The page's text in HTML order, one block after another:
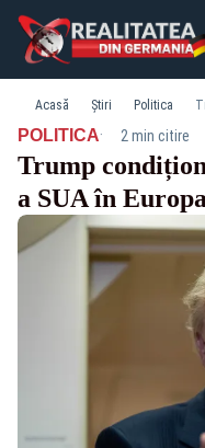
Acasă Știri Politica
POLITICA· 2 min citire
Trump
a SUA în